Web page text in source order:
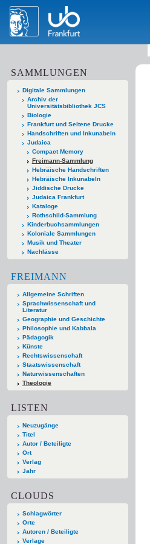
SAMMLUNGEN
Digitale Sammlungen
Archiv der
Universitätsbibliothek JCS
Biologie
Frankfurt und Seltene Drucke
Handschriften und Inkunabeln
Judaica
Compact Memory
Freimann-Sammlung
Hebräische Handschriften
Hebräische Inkunabeln
Jiddische Drucke
Judaica Frankfurt
Kataloge
Rothschild-Sammlung
Kinderbuchsammlungen
Koloniale Sammlungen
Musik und Theater
Nachlässe
FREIMANN
Allgemeine Schriften
Sprachwissenschaft und
Literatur
Geographie und Geschichte
Philosophie und Kabbala
Pädagogik
Künste
Rechtswissenschaft
Staatswissenschaft
Naturwissenschaften
Theologie
LISTEN
Neuzugänge
Titel
Autor / Beteiligte
Ort
Verlag
Jahr
CLOUDS
Schlagwörter
Orte
Autoren / Beteiligte
Verlage